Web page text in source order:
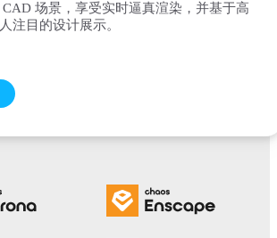
场景，享受实时逼真渲染，并基于高
注目的设计展示。